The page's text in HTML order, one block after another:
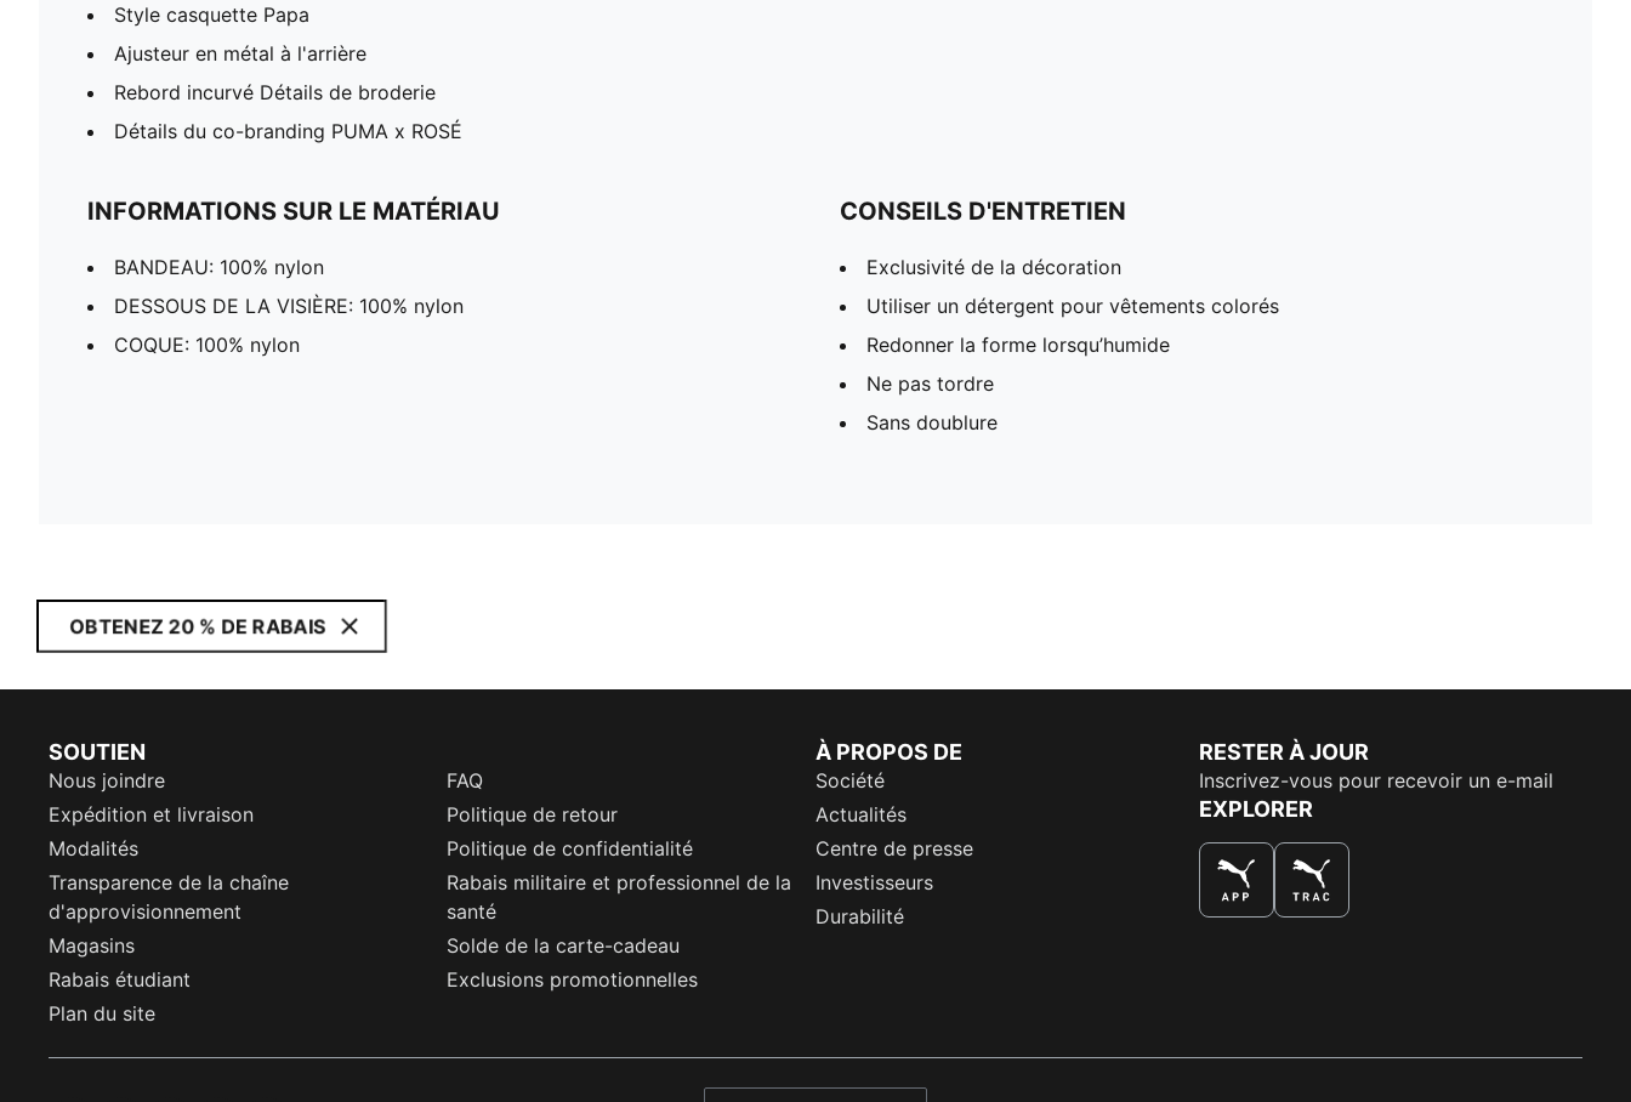
Style casquette Papa
Ajusteur en métal à l'arrière
Rebord incurvé Détails de broderie
Détails du co-branding PUMA x ROSÉ
INFORMATIONS SUR LE MATÉRIAU
BANDEAU: 100% nylon
DESSOUS DE LA VISIÈRE: 100% nylon
COQUE: 100% nylon
CONSEILS D'ENTRETIEN
Exclusivité de la décoration
Utiliser un détergent pour vêtements colorés
Redonner la forme lorsqu’humide
Ne pas tordre
Sans doublure
OBTENEZ 20 % DE RABAIS
SOUTIEN
Nous joindre
FAQ
Expédition et livraison
Politique de retour
Modalités
Politique de confidentialité
Transparence de la chaîne
d'approvisionnement
Rabais militaire et professionnel de la
santé
Magasins
Solde de la carte-cadeau
Rabais étudiant
Exclusions promotionnelles
Plan du site
À PROPOS DE
Société
Actualités
Centre de presse
Investisseurs
Durabilité
RESTER À JOUR
Inscrivez-vous pour recevoir un e-mail
EXPLORER